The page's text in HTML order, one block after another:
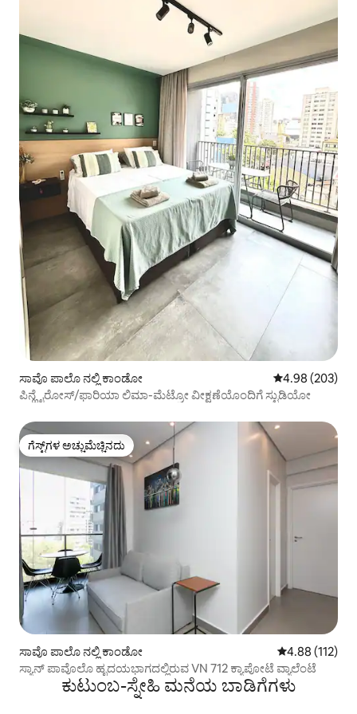
ಸಾವೊ ಪಾಲೊ ನಲ್ಲಿ ಕಾಂಡೋ 5 ರಲ್ಲಿ 4.98
4.98 (203)
ಪಿನ್ಹೈರೋಸ್/ಫಾರಿಯಾ ಲಿಮಾ-ಮೆಟ್ರೋ ವೀಕ್ಷಣೆಯೊಂದಿಗೆ ಸ್ಟುಡಿಯೋ
ಗೆಸ್ಟ್‌ಗಳ ಅಚ್ಚುಮೆಚ್ಚಿನದು
ಗೆಸ್ಟ್‌ಗಳ ಅಚ್ಚುಮೆಚ್ಚಿನದು
ಸಾವೊ ಪಾಲೊ ನಲ್ಲಿ ಕಾಂಡೋ 5 ರಲ್ಲಿ 4.88
4.88 (112)
ಸ್ಯಾನ್ ಪಾವೊಲೊ ಹೃದಯಭಾಗದಲ್ಲಿರುವ VN 712 ಕ್ಯಾಪೋಟೆ ವ್ಯಾಲೆಂಟೆ
ಕುಟುಂಬ-ಸ್ನೇಹಿ ಮನೆಯ ಬಾಡಿಗೆಗಳು